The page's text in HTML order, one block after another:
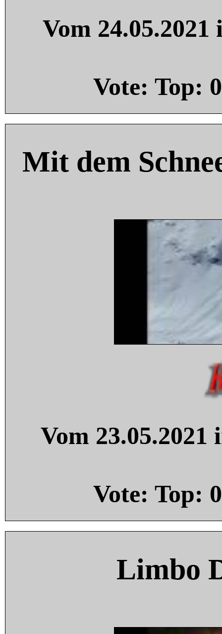
Vom
Vote: Top: 0
Mit dem
Vom
Vote: Top: 0
Limbo